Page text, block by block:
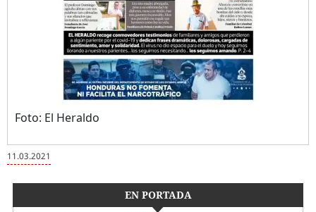
Foto: El Heraldo
11.03.2021
EN PORTADA